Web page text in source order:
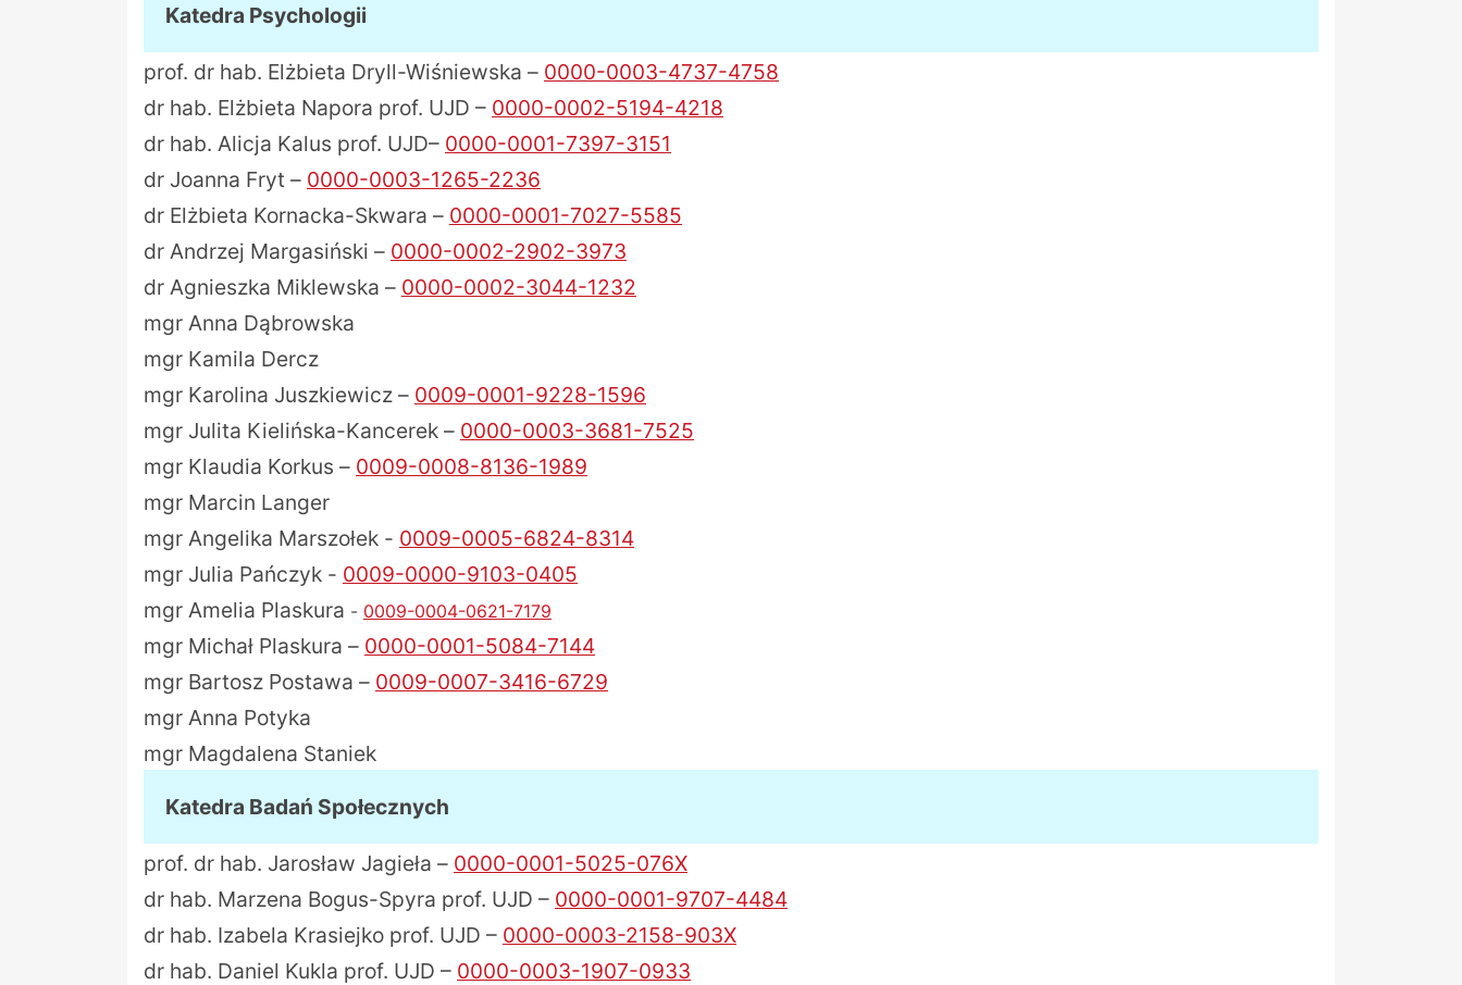
Katedra Psychologii
prof. dr hab. Elżbieta Dryll-Wiśniewska – 0000-0003-4737-4758
dr hab. Elżbieta Napora prof. UJD – 0000-0002-5194-4218
dr hab. Alicja Kalus prof. UJD– 0000-0001-7397-3151
dr Joanna Fryt – 0000-0003-1265-2236
dr Elżbieta Kornacka-Skwara – 0000-0001-7027-5585
dr Andrzej Margasiński – 0000-0002-2902-3973
dr Agnieszka Miklewska – 0000-0002-3044-1232
mgr Anna Dąbrowska
mgr Kamila Dercz
mgr Karolina Juszkiewicz – 0009-0001-9228-1596
mgr Julita Kielińska-Kancerek – 0000-0003-3681-7525
mgr Klaudia Korkus – 0009-0008-8136-1989
mgr Marcin Langer
mgr Angelika Marszołek - 0009-0005-6824-8314
mgr Julia Pańczyk - 0009-0000-9103-0405
mgr Amelia Plaskura - 0009-0004-0621-7179
mgr Michał Plaskura – 0000-0001-5084-7144
mgr Bartosz Postawa – 0009-0007-3416-6729
mgr Anna Potyka
mgr Magdalena Staniek
Katedra Badań Społecznych
prof. dr hab. Jarosław Jagieła – 0000-0001-5025-076X
dr hab. Marzena Bogus-Spyra prof. UJD – 0000-0001-9707-4484
dr hab. Izabela Krasiejko prof. UJD – 0000-0003-2158-903X
dr hab. Daniel Kukla prof. UJD – 0000-0003-1907-0933